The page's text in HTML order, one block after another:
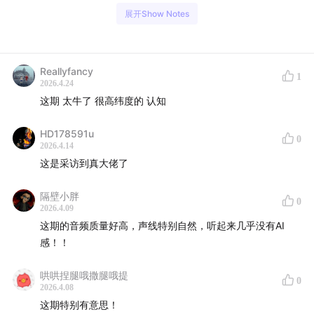
是开放科学运动的领军人物，甚至他写的一本关于深度学
——从迈克尔逊-莫雷实验到爱因斯坦的直觉，他指出科学
进步绝非简单的“证伪”过程，而是一个充满偏见、审美和
制度博弈的复杂动态。
我们还将深入探讨：在 AI 试图闭合科学发现验证环的今
天，AlphaFold 到底算不算一种“科学解释”？为什么说人
猩”？Michael 还分享了他对于个人如何深度学习、对抗
AI 带来的浅薄化倾向的独到见解。这是一场关于人类认知
边界、科学政治经济学以及未来技术奇点的深度思辨。
👨‍⚕️ 本期嘉宾
Michael Nielsen，量子计算领域的先驱之一，与 Isaac
展开Show Notes
Reallyfancy
2026.4.24
1
这期 太牛了 很高纬度的 认知
HD178591u
2026.4.14
0
这是采访到真大佬了
隔壁小胖
2026.4.09
0
这期的音频质量好高，声线特别自然，听起来几乎没有AI
感！！
哄哄捏腿哦撒腿哦提
2026.4.08
0
这期特别有意思！